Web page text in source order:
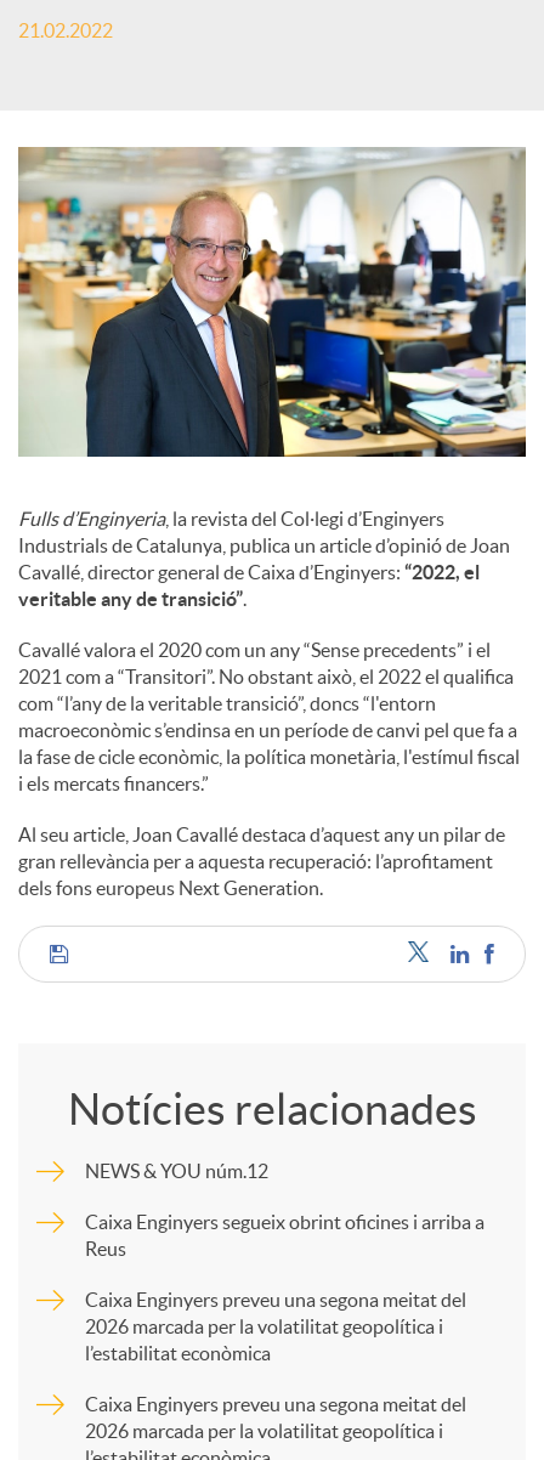
e
s
S
c
i
a
l
s
21.02.2022
Fulls d’Enginyeria, la revista del Col·legi d’Enginyers
Industrials de Catalunya, publica un article d’opinió de Joan
Cavallé, director general de Caixa d’Enginyers: “2022, el
veritable any de transició”.
Cavallé valora el 2020 com un any “Sense precedents” i el
2021 com a “Transitori”. No obstant això, el 2022 el qualifica
com “l’any de la veritable transició”, doncs “l'entorn
macroeconòmic s’endinsa en un període de canvi pel que fa a
la fase de cicle econòmic, la política monetària, l'estímul fiscal
i els mercats financers.”
Al seu article, Joan Cavallé destaca d’aquest any un pilar de
gran rellevància per a aquesta recuperació: l’aprofitament
dels fons europeus Next Generation.
C
m
p
a
Notícies relacionades
NEWS & YOU núm.12
Caixa Enginyers segueix obrint oficines i arriba a
Reus
Caixa Enginyers preveu una segona meitat del
2026 marcada per la volatilitat geopolítica i
l’estabilitat econòmica
Caixa Enginyers preveu una segona meitat del
2026 marcada per la volatilitat geopolítica i